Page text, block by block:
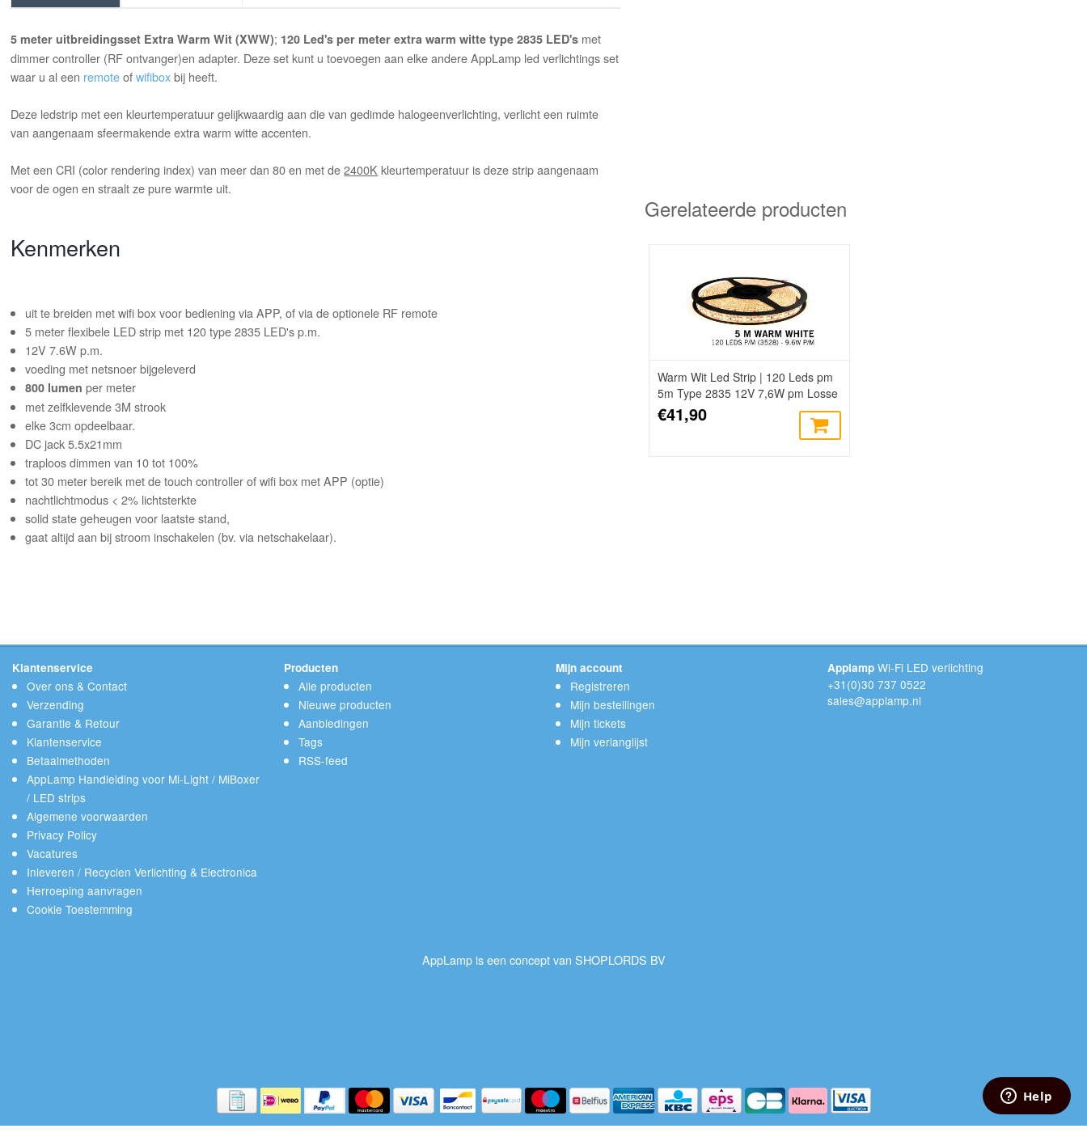
5 meter uitbreidingsset Extra Warm Wit (XWW); 120 Led's per meter extrawarm witte type 2835 LED's met
dimmer controller (RF ontvanger)en adapter. Deze set kunt u toevoegen aan elke andere AppLamp led verlichtings set
waar u al een remoteofwifiboxbij heeft.
Deze ledstrip met een kleurtemperatuur gelijkwaardig aan die van gedimde halogeenverlichting, verlicht een ruimte
van aangenaam sfeermakende extra warm witte accenten.
Met een CRI (color rendering index) van meer dan 80 en met de2400K kleurtemperatuur is deze strip aangenaam
voor de ogen en straalt ze pure warmte uit.
Kenmerken
uit te breiden met wifi box voor bediening via APP, of via de optionele RF remote
5 meter flexibele LED strip met 120 type 2835 LED's p.m.
12V 7.6W p.m.
voeding met netsnoer bijgeleverd
800 lumen per meter
met zelfklevende 3M strook
elke 3cm opdeelbaar.
DC jack 5.5x21mm
traploos dimmen van 10 tot 100%
tot 30 meter bereik met de touch controller of wifi box met APP (optie)
nachtlichtmodus < 2% lichtsterkte
solid state geheugen voor laatste stand,
gaat altijd aan bij stroom inschakelen (bv. via netschakelaar).
Gerelateerde producten
Warm Wit Led Strip | 120 Leds pm
5m Type 2835 12V 7,6W pm Losse
Strip
€41,90
Klantenservice
Over ons & Contact
Verzending
Garantie & Retour
Klantenservice
Betaalmethoden
AppLamp Handleiding voor Mi-Light / MiBoxer
/ LED strips
Algemene voorwaarden
Privacy Policy
Vacatures
Inleveren / Recyclen Verlichting & Electronica
Herroeping aanvragen
Cookie Toestemming
Producten
Alle producten
Nieuwe producten
Aanbiedingen
Tags
RSS-feed
Mijn account
Registreren
Mijn bestellingen
Mijn tickets
Mijn verlanglijst
Applamp Wi-Fi LED verlichting
+31(0)30 737 0522
sales@applamp.nl
AppLamp is een concept van SHOPLORDS BV